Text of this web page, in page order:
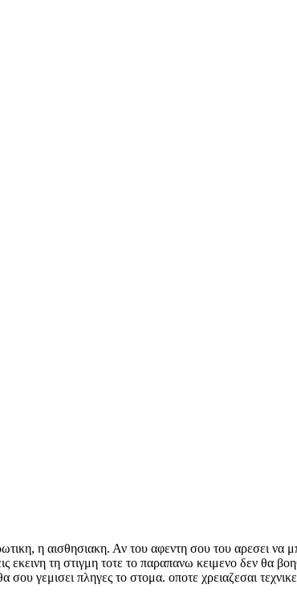
η αισθησιακη. Αν του αφεντη σου του αρεσει να
εκεινη τη στιγμη τοτε το παραπανω κειμενο δεν θα
σου γεμισει πληγες το στομα. οποτε χρειαζεσαι